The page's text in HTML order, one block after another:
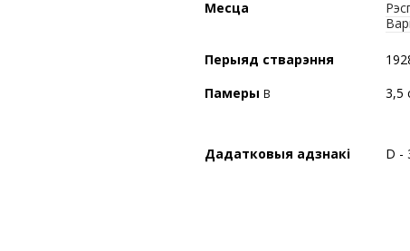
Месца
Перыяд стварэння
Памеры В 3,5
Дадатковыя адзнакі D